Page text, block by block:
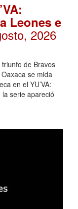
Leones e
2026
de Bravos
se mida
en el YU’VA:
serie apareció